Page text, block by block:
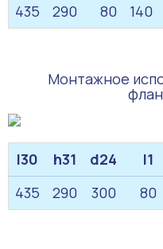
435
290 80 140
Монтажное
l30 h31 d24 l1
435
290 300 80